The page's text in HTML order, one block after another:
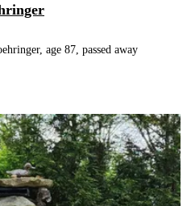
age 87, passed away